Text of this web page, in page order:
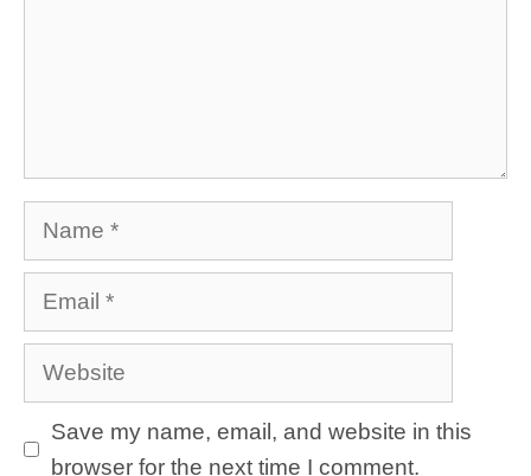
Name
Email
Website
Save my name, email, and website in this
browser for the next time I comment.